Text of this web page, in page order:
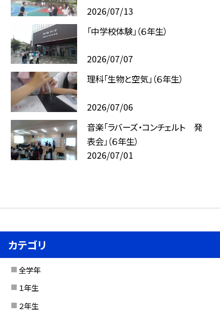
2026/07/13
「中学校体験」（６年生）
2026/07/07
理科「生物と空気」（６年生）
2026/07/06
音楽「ラバーズ・コンチェルト 発
表会」（６年生）
2026/07/01
カテゴリ
全学年
１年生
２年生